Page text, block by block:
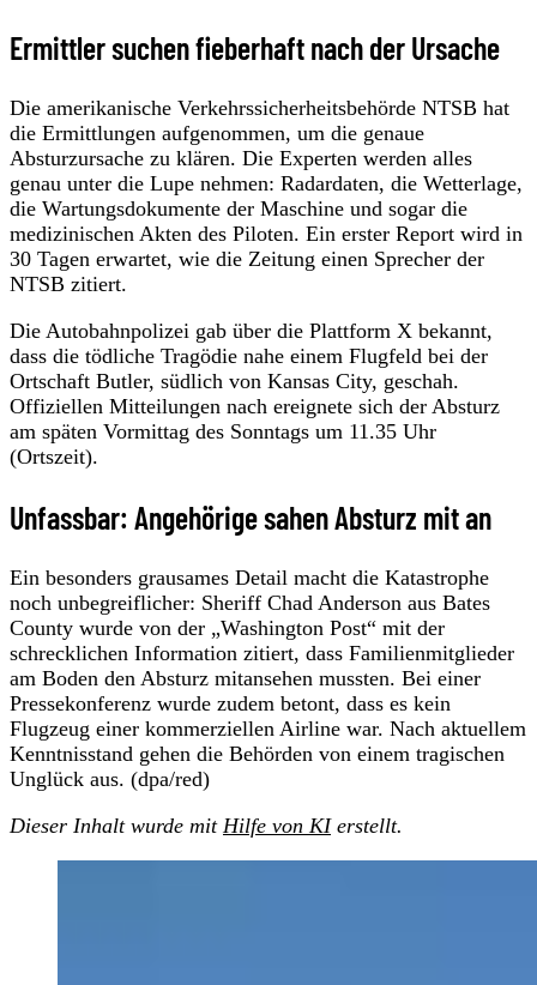
Ermittler suchen fieberhaft nach der Ursache
Die amerikanische Verkehrssicherheitsbehörde NTSB hat
die Ermittlungen aufgenommen, um die genaue
Absturzursache zu klären. Die Experten werden alles
genau unter die Lupe nehmen: Radardaten, die Wetterlage,
die Wartungsdokumente der Maschine und sogar die
medizinischen Akten des Piloten. Ein erster Report wird in
30 Tagen erwartet, wie die Zeitung einen Sprecher der
NTSB zitiert.
Die Autobahnpolizei gab über die Plattform X bekannt,
dass die tödliche Tragödie nahe einem Flugfeld bei der
Ortschaft Butler, südlich von Kansas City, geschah.
Offiziellen Mitteilungen nach ereignete sich der Absturz
am späten Vormittag des Sonntags um 11.35 Uhr
(Ortszeit).
Unfassbar: Angehörige sahen Absturz mit an
Ein besonders grausames Detail macht die Katastrophe
noch unbegreiflicher: Sheriff Chad Anderson aus Bates
County wurde von der „Washington Post“ mit der
schrecklichen Information zitiert, dass Familienmitglieder
am Boden den Absturz mitansehen mussten. Bei einer
Pressekonferenz wurde zudem betont, dass es kein
Flugzeug einer kommerziellen Airline war. Nach aktuellem
Kenntnisstand gehen die Behörden von einem tragischen
Unglück aus. (dpa/red)
Dieser Inhalt wurde mit Hilfe von KIerstellt.